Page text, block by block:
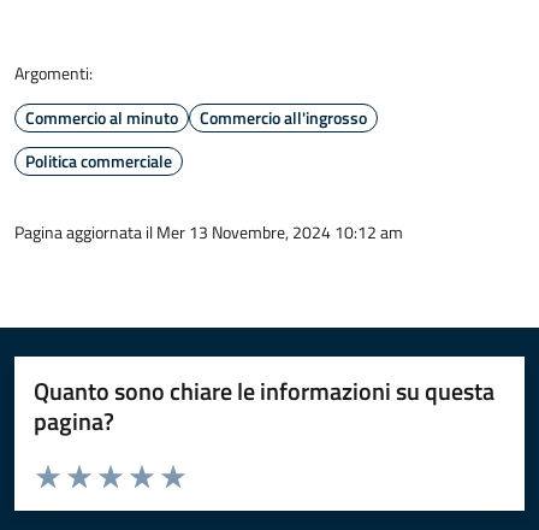
Argomenti:
Commercio al minuto
Commercio all'ingrosso
Politica commerciale
Pagina aggiornata il Mer 13 Novembre, 2024 10:12 am
Quanto sono chiare le informazioni su questa
pagina?
Valuta da 1 a 5 stelle la pagina
Valuta 5 stelle su 5
Valuta 4 stelle su 5
Valuta 3 stelle su 5
Valuta 2 stelle su 5
Valuta 1 stelle su 5